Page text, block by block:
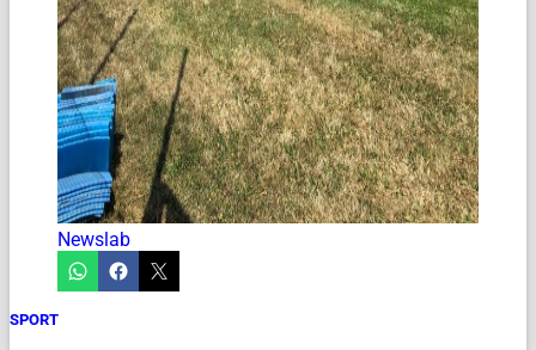
Newslab
SPORT